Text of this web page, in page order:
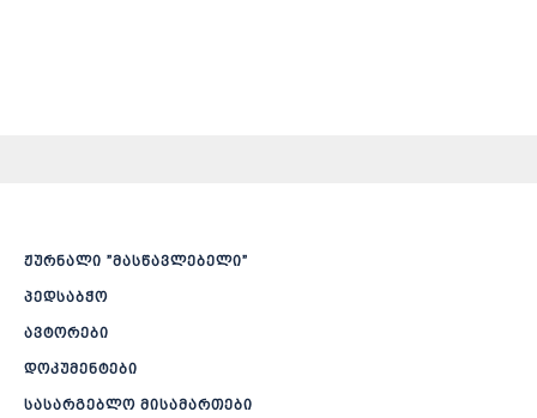
ჟურნალი ”მასწავლებელი”
პედსაბჭო
ავტორები
დოკუმენტები
სასარგებლო მისამართები